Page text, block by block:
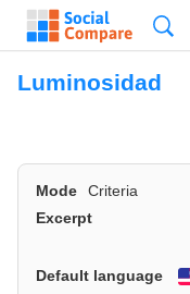
Luminosidad
Mode Criteria
Excerpt
Default language